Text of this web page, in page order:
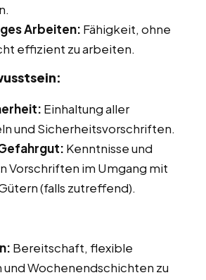
Arbeiten: Fähigkeit, ohne
effizient zu arbeiten.
Einhaltung aller
und Sicherheitsvorschriften.
Kenntnisse und
Vorschriften im Umgang mit
(falls zutreffend).
Bereitschaft, flexible
Wochenendschichten zu